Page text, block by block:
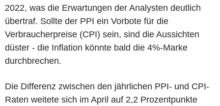
2022, was die Erwartungen der Analysten deutlich
übertraf. Sollte der PPI ein Vorbote für die
Verbraucherpreise (CPI) sein, sind die Aussichten
düster - die Inflation könnte bald die 4%-Marke
durchbrechen.
Die Differenz zwischen den jährlichen PPI- und CPI-
Raten weitete sich im April auf 2,2 Prozentpunkte